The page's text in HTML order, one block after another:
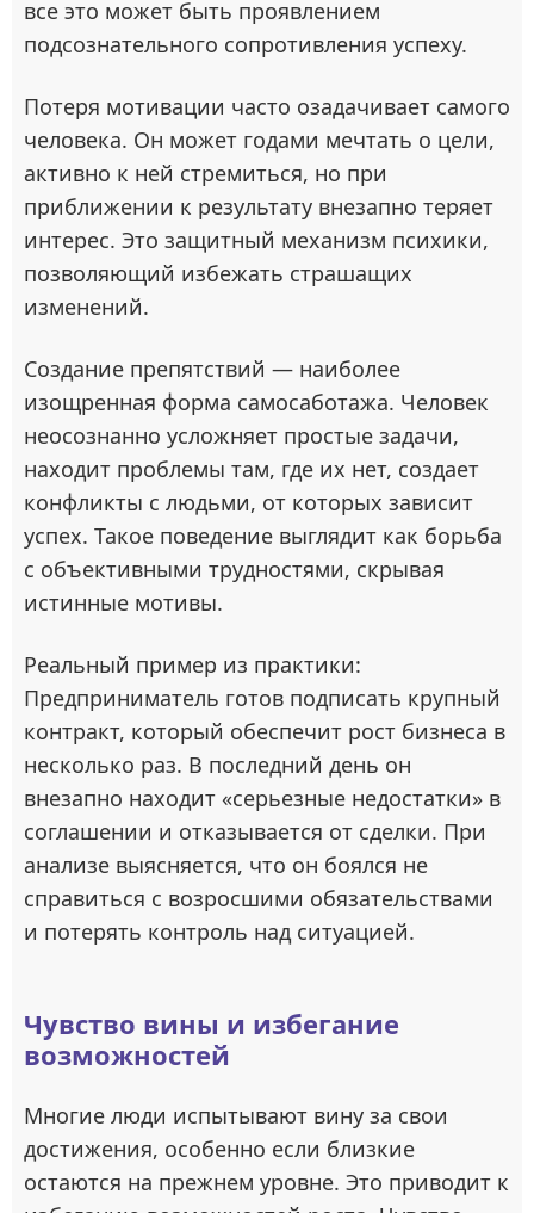
все это может быть проявлением
подсознательного сопротивления успеху.
Потеря мотивации часто озадачивает самого
человека. Он может годами мечтать о цели,
активно к ней стремиться, но при
приближении к результату внезапно теряет
интерес. Это защитный механизм психики,
позволяющий избежать страшащих
изменений.
Создание препятствий — наиболее
изощренная форма самосаботажа. Человек
неосознанно усложняет простые задачи,
находит проблемы там, где их нет, создает
конфликты с людьми, от которых зависит
успех. Такое поведение выглядит как борьба
с объективными трудностями, скрывая
истинные мотивы.
Реальный пример из практики:
Предприниматель готов подписать крупный
контракт, который обеспечит рост бизнеса в
несколько раз. В последний день он
внезапно находит «серьезные недостатки» в
соглашении и отказывается от сделки. При
анализе выясняется, что он боялся не
справиться с возросшими обязательствами
и потерять контроль над ситуацией.
Чувство вины и избегание
возможностей
Многие люди испытывают вину за свои
достижения, особенно если близкие
остаются на прежнем уровне. Это приводит к